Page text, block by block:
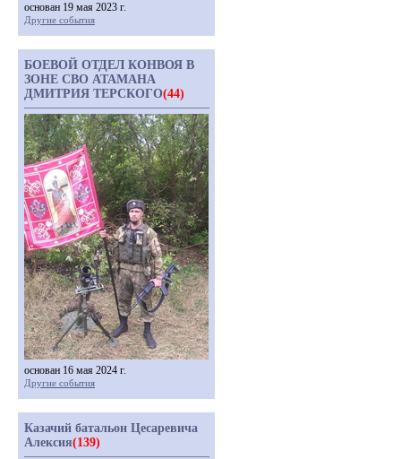
основан 19 мая 2023 г.
Другие события
БОЕВОЙ ОТДЕЛ КОНВОЯ В
ЗОНЕ СВО АТАМАНА
ДМИТРИЯ ТЕРСКОГО(44)
основан 16 мая 2024 г.
Другие события
Казачий батальон Цесаревича
Алексия(139)